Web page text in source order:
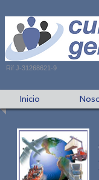
Rif J-31268621-9
Inicio